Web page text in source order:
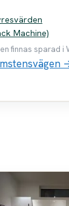
Machine)
finnas sparad i